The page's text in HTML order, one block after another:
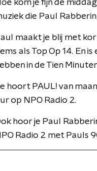
kom je fijn de
die Paul
maakt je blij met
als Top Op 14. En
in de Tien
hoort PAUL! van
op NPO Radio 2.
hoor je Paul
Radio 2 met Pauls